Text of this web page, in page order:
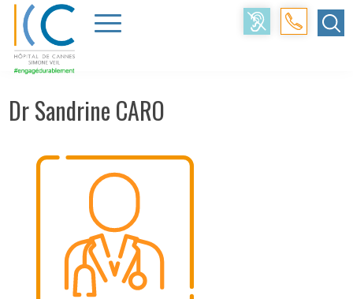
Accueil > Médecins Sandrine CARO
Dr Sandrine CARO